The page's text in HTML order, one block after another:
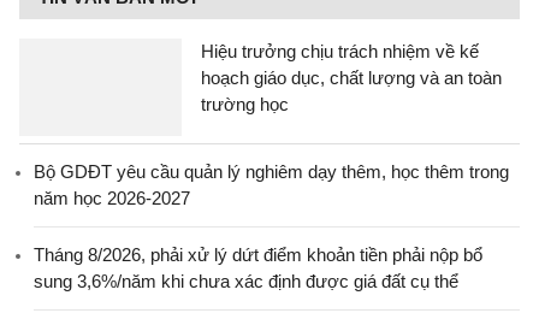
Hiệu trưởng chịu trách nhiệm về kế
hoạch giáo dục, chất lượng và an toàn
trường học
Bộ GDĐT yêu cầu quản lý nghiêm dạy thêm, học thêm trong
năm học 2026-2027
Tháng 8/2026, phải xử lý dứt điểm khoản tiền phải nộp bổ
sung 3,6%/năm khi chưa xác định được giá đất cụ thể